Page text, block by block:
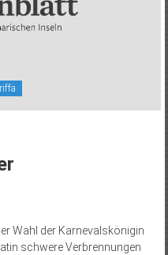
Wahl der Karnevalskönigin
schwere Verbrennungen